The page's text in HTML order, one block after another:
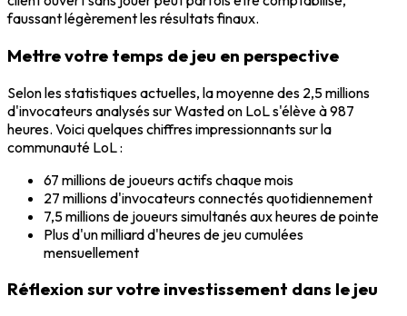
faussant légèrement les résultats finaux.
Mettre votre temps de jeu en perspective
Selon les statistiques actuelles, la moyenne des 2,5 millions
d'invocateurs analysés sur Wasted on LoL s'élève à 987
heures. Voici quelques chiffres impressionnants sur la
communauté LoL :
67 millions de joueurs actifs chaque mois
27 millions d'invocateurs connectés quotidiennement
7,5 millions de joueurs simultanés aux heures de pointe
Plus d'un milliard d'heures de jeu cumulées
mensuellement
Réflexion sur votre investissement dans le jeu